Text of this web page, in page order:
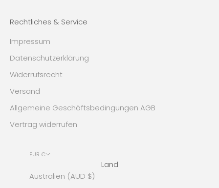
Rechtliches & Service
Impressum
Datenschutzerklärung
Widerrufsrecht
Versand
Allgemeine Geschäftsbedingungen AGB
Vertrag widerrufen
EUR €
Land
Australien (AUD $)